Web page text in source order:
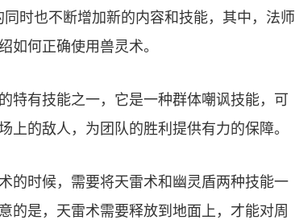
时也不断增加新的内容和技能，其中，法师
如何正确使用兽灵术。
特有技能之一，它是一种群体嘲讽技能，可
的敌人，为团队的胜利提供有力的保障。
的时候，需要将天雷术和幽灵盾两种技能一
的是，天雷术需要释放到地面上，才能对周